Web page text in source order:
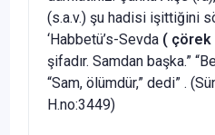
(s.a.v.) şu hadisi işittiğini
‘Habbetü’s-Sevda ( çörek
şifadır. Samdan başka.”
“Sam, ölümdür,” dedi” .
H.no:3449)